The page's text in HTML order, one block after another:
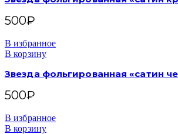
500₽
В избранное
В корзину
Звезда фольгированная «сатин
500₽
В избранное
В корзину